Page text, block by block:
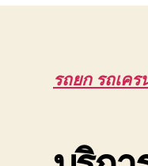
รถยก รถเค